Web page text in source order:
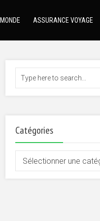
ASSURANCE VOYAGE
Catégories